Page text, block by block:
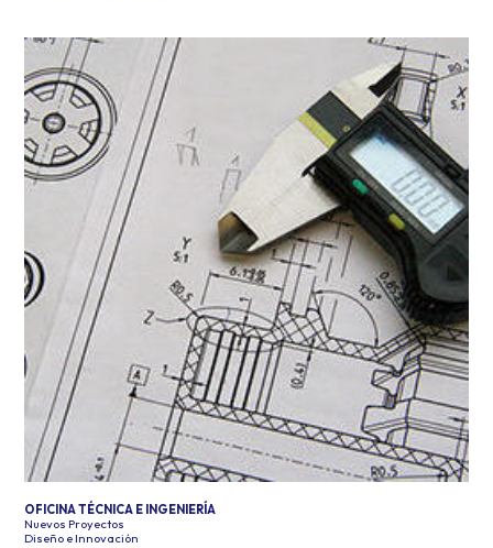
OFICINA TÉCNICA E INGENIERÍA
Nuevos Proyectos
Diseño e Innovación